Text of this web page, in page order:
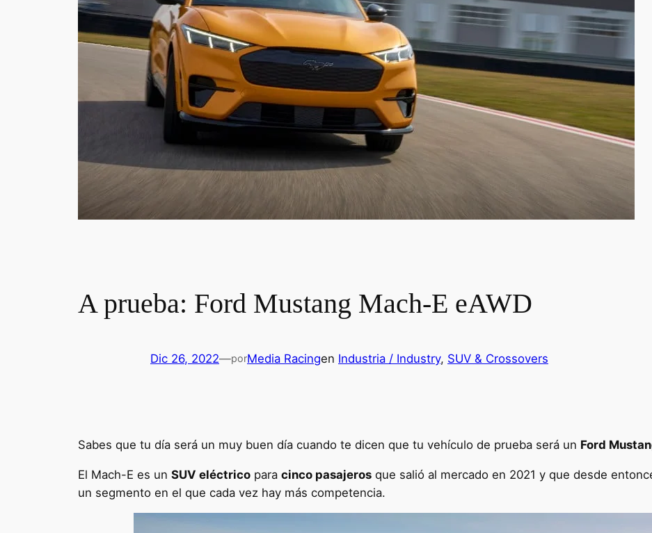
A prueba: Ford Mustang Mach-E eAWD
Dic 26, 2022—porMedia Racingen Industria / Industry, SUV & Crossovers
Sabes que tu día será un muy buen día cuando te dicen que tu vehículo de prueba será un Ford
El Mach-E es un SUV eléctrico para cinco pasajeros que salió al mercado en 2021 y que desde
un segmento en el que cada vez hay más competencia.